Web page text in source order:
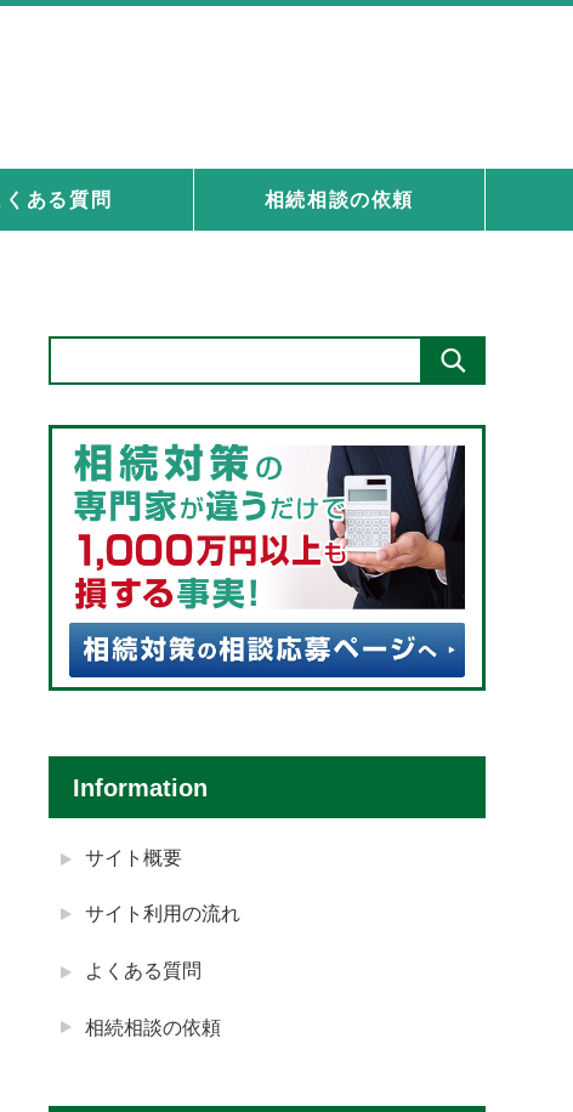
くある質問 相続相談の依頼
Information
サイト概要
サイト利用の流れ
よくある質問
相続相談の依頼